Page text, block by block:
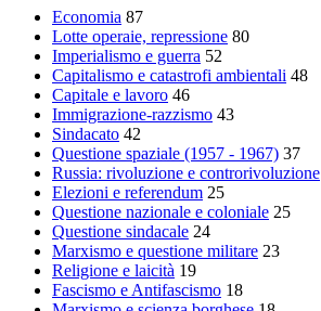
Economia 87
Lotte operaie, repressione 80
Imperialismo e guerra 52
Capitalismo e catastrofi ambientali 48
Capitale e lavoro 46
Immigrazione-razzismo 43
Sindacato 42
Questione spaziale (1957 - 1967) 37
Russia: rivoluzione e controrivoluzione
Elezioni e referendum 25
Questione nazionale e coloniale 25
Questione sindacale 24
Marxismo e questione militare 23
Religione e laicità 19
Fascismo e Antifascismo 18